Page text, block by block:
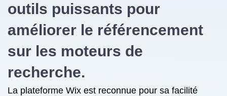
outils puissants pour
améliorer le référencement
sur les moteurs de
recherche.
La plateforme Wix est reconnue pour sa facilité